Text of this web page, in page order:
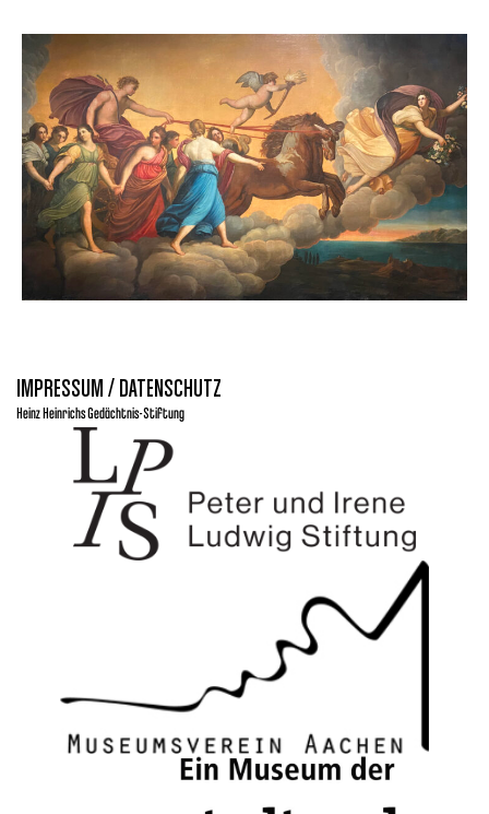
IMPRESSUM / DATENSCHUTZ
Heinz Heinrichs Gedächtnis-Stiftung